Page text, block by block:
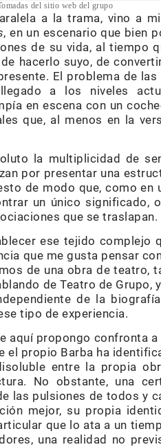
del sitio web del grupo
a la trama, vino a
, en un escenario que bien
de su vida, al tiempo
hacerlo suyo, de
El problema de
a los niveles
en escena con un
que, al menos en la
la multiplicidad de
por presentar una
de modo que, como
un único significado,
que se traslapan.
ese tejido complejo
que me gusta pensar
de una obra de teatro,
de Teatro de Grupo,
de la
tipo de experiencia.
aquí propongo confronta
propio Barba ha
entre la propia
No obstante, una
las pulsiones de todos y
mejor, su propia
que lo ata a un
una realidad no